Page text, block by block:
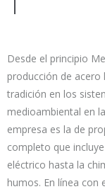
Desde el principio
producción de
tradición en los
medioambiental en
empresa es la de
completo que
eléctrico hasta la
humos. En línea con